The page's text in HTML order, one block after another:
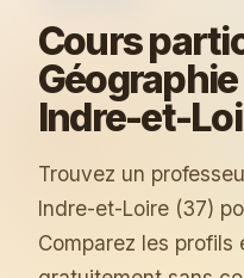
Cours
Indre-et-
Trouvez un
Indre-et-Loire (37)
Comparez les